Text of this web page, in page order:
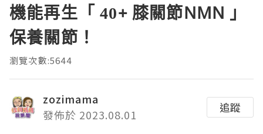
機能再生「 40+ 膝關節NMN 」
保養關節！
瀏覽次數:5644
zozimama
發佈於 2023.08.01
追蹤